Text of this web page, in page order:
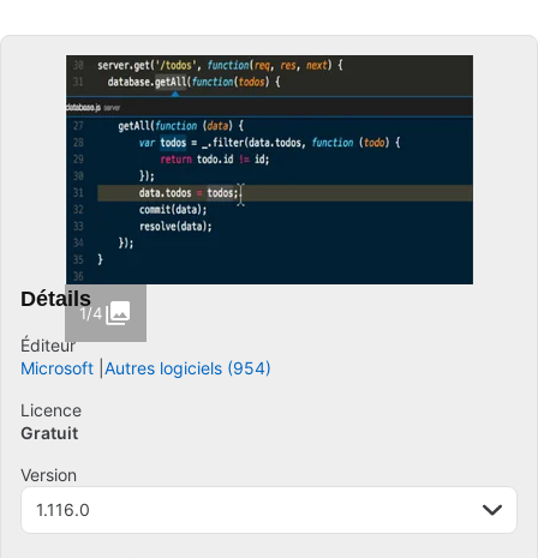
1/4
Détails
Éditeur
Microsoft Autres logiciels (954)
Licence
Gratuit
Version
1.116.0